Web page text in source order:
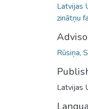
Latvijas
zinātņu
Rūsiņa,
Latvijas